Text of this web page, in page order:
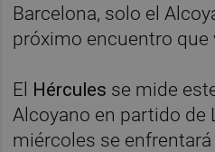
Barcelona, solo el
próximo encuentro que
El Hércules se mide
Alcoyano en partido de
miércoles se